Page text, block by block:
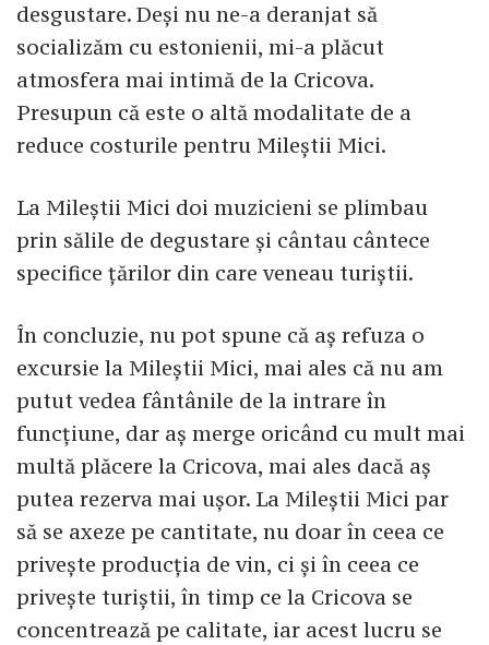
desgustare. Deși nu ne-a deranjat să
socializăm cu estonienii, mi-a plăcut
atmosfera mai intimă de la Cricova.
Presupun că este o altă modalitate de a
reduce costurile pentru Mileștii Mici.
La Mileștii Mici doi muzicieni se plimbau
prin sălile de degustare și cântau cântece
specifice țărilor din care veneau turiștii.
În concluzie, nu pot spune că aș refuza o
excursie la Mileștii Mici, mai ales că nu am
putut vedea fântânile de la intrare în
funcțiune, dar aș merge oricând cu mult mai
multă plăcere la Cricova, mai ales dacă aș
putea rezerva mai ușor. La Mileștii Mici par
să se axeze pe cantitate, nu doar în ceea ce
privește producția de vin, ci și în ceea ce
privește turiștii, în timp ce la Cricova se
concentrează pe calitate, iar acest lucru se